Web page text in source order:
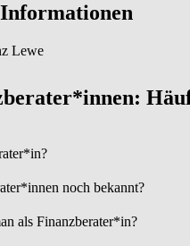
Lewe
noch bekannt?
als Fi­nanz­be­ra­ter*in?